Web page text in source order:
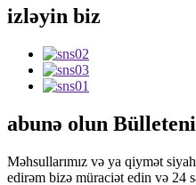
izləyin biz
abunə olun
Məhsullarımız və ya qiymət
edirəm bizə müraciət edin və 24